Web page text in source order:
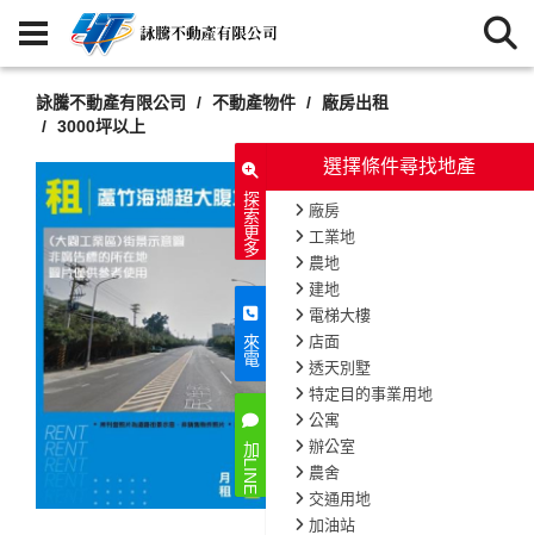
選擇條件尋找地產
廠房
工業地
農地
建地
電梯大樓
店面
透天別墅
特定目的事業用地
公寓
辦公室
農舍
交通用地
加油站
探索更多
來電
加LINE
詠騰不動產有限公司 不動產物件
廠房出租
3000坪以上